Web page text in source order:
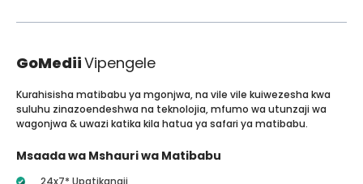
GoMediiVipengele
Kurahisisha matibabu ya mgonjwa, na vile vile kuiwezesha kwa
suluhu zinazoendeshwa na teknolojia, mfumo wa utunzaji wa
wagonjwa & uwazi katika kila hatua ya safari ya matibabu.
Msaada wa Mshauri wa Matibabu
24x7* Upatikanaji